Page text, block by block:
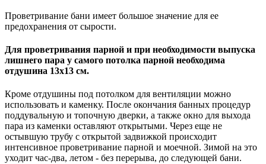
Проветривание бани имеет большое значение для ее
предохранения от сырости.
Для проветривания парной и при необходимости выпуска
лишнего пара у самого потолка парной необходима
отдушина 13х13 см.
Кроме отдушины под потолком для вентиляции можно
использовать и каменку. После окончания банных процедур
поддувальную и топочную дверки, а также окно для выхода
пара из каменки оставляют открытыми. Через еще не
остывшую трубу с открытой задвижкой происходит
интенсивное проветривание парной и моечной. Зимой на это
уходит час-два, летом - без перерыва, до следующей бани.